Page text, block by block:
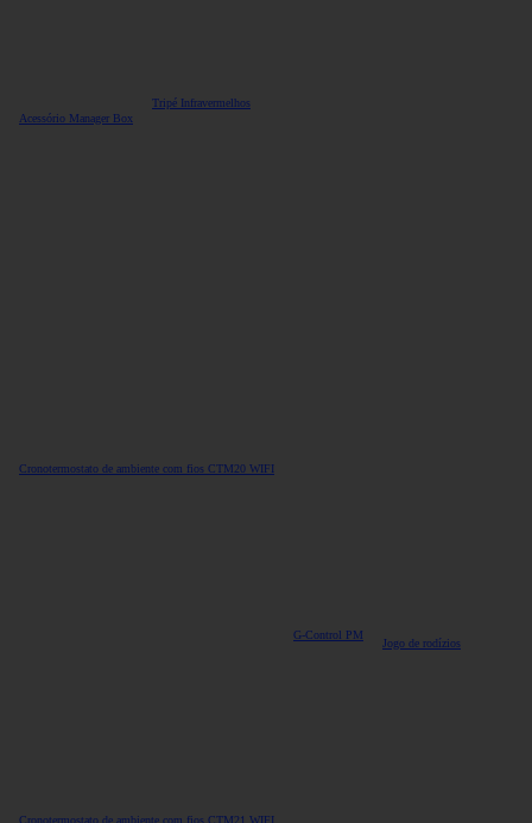
Acessório Manager Box
Tripé Infravermelhos
Cronotermostato de ambiente com fios CTM20 WIFI
Cronotermostato de ambiente com fios CTM21 WIFI
G-Control PM
Jogo de rodízios